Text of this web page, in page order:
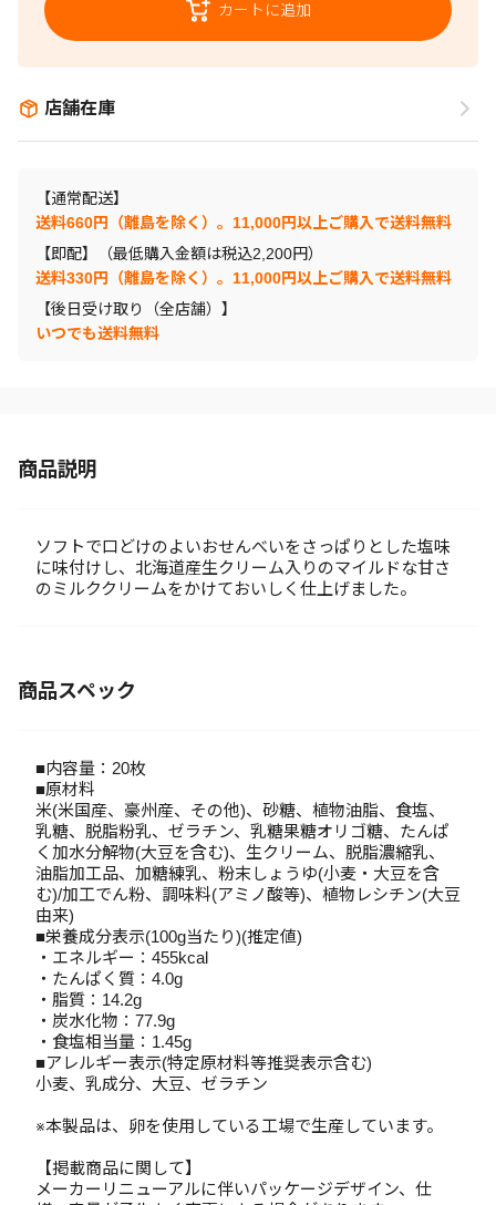
カートに追加
店舗在庫
【通常配送】
送料660円（離島を除く）。11,000円以上ご購入で送料無料
【即配】（最低購入金額は税込2,200円）
送料330円（離島を除く）。11,000円以上ご購入で送料無料
【後日受け取り（全店舗）】
いつでも送料無料
商品説明
ソフトで口どけのよいおせんべいをさっぱりとした塩味
に味付けし、北海道産生クリーム入りのマイルドな甘さ
のミルククリームをかけておいしく仕上げました。
商品スペック
■内容量：20枚
■原材料
米(米国産、豪州産、その他)、砂糖、植物油脂、食塩、
乳糖、脱脂粉乳、ゼラチン、乳糖果糖オリゴ糖、たんぱ
く加水分解物(大豆を含む)、生クリーム、脱脂濃縮乳、
油脂加工品、加糖練乳、粉末しょうゆ(小麦・大豆を含
む)/加工でん粉、調味料(アミノ酸等)、植物レシチン(大豆
由来)
■栄養成分表示(100g当たり)(推定値)
・エネルギー：455kcal
・たんぱく質：4.0g
・脂質：14.2g
・炭水化物：77.9g
・食塩相当量：1.45g
■アレルギー表示(特定原材料等推奨表示含む)
小麦、乳成分、大豆、ゼラチン
※本製品は、卵を使用している工場で生産しています。
【掲載商品に関して】
メーカーリニューアルに伴いパッケージデザイン、仕